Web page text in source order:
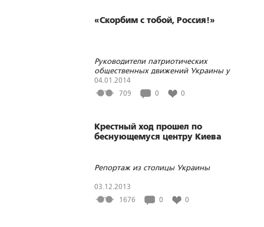
«Скорбим с тобой, Россия!»
Руководители патриотических
общественных движений Украины у
посольства Российской Федерации
почтили память погибших от терактов в
Волгограде
04.01.2014
709
0 0
Крестный ход прошел по
беснующемуся центру Киева
Репортаж из столицы Украины
03.12.2013
1676
0 0